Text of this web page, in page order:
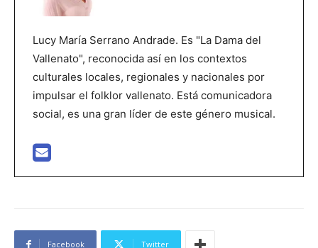
Lucy María Serrano Andrade. Es "La Dama del
Vallenato", reconocida así en los contextos
culturales locales, regionales y nacionales por
impulsar el folklor vallenato. Está comunicadora
social, es una gran líder de este género musical.
Facebook Twitter